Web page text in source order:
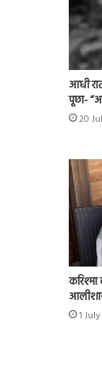
आधी
पूछा-
20
1